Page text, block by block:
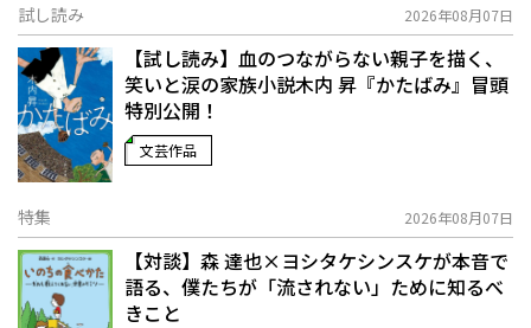
試し読み 2026年08月07日
【試し読み】血のつながらない親子を描く、
笑いと涙の家族小説――木内 昇『かたばみ』冒頭
特別公開！
文芸作品
特集 2026年08月07日
【対談】森 達也×ヨシタケシンスケが本音で
語る、僕たちが「流されない」ために知るべ
きこと